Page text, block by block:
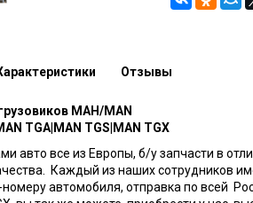
МАН/MAN
TGA|MAN TGS|MAN TGX
авто все из Европы, б/у запчасти в
Каждый из наших сотрудников
номеру автомобиля, отправка по всей
Отзывы